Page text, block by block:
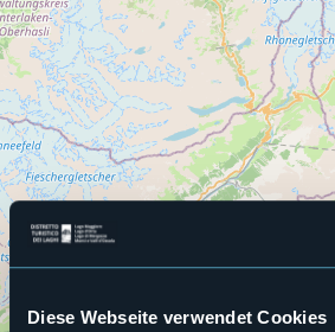
Diese Webseite verwendet Cookies